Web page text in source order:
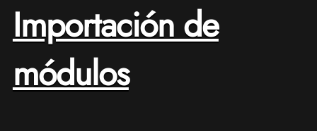
Importación de
módulos